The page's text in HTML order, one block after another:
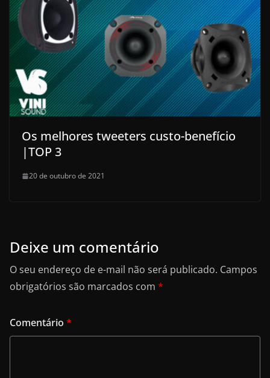
Os melhores tweeters custo-benefício
|TOP 3
20 de outubro de 2021
Deixe um comentário
O seu endereço de e-mail não será publicado. Campos
obrigatórios são marcados com *
Comentário *